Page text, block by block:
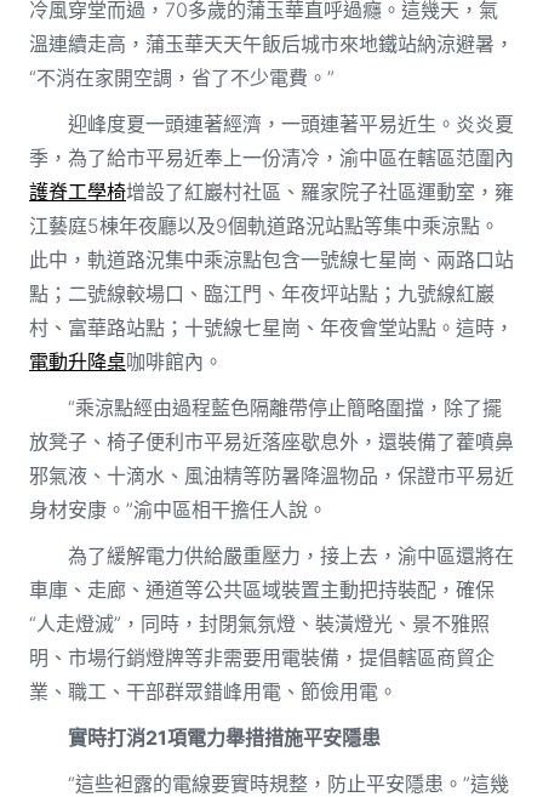
冷風穿堂而過，70多歲的蒲玉華直呼過癮。這幾天，氣
溫連續走高，蒲玉華天天午飯后城市來地鐵站納涼避暑，
“不消在家開空調，省了不少電費。”
迎峰度夏一頭連著經濟，一頭連著平易近生。炎炎夏
季，為了給市平易近奉上一份清冷，渝中區在轄區范圍內
護脊工學椅增設了紅巖村社區、羅家院子社區運動室，雍
江藝庭5棟年夜廳以及9個軌道路況站點等集中乘涼點。
此中，軌道路況集中乘涼點包含一號線七星崗、兩路口站
點；二號線較場口、臨江門、年夜坪站點；九號線紅巖
村、富華路站點；十號線七星崗、年夜會堂站點。這時，
電動升降桌咖啡館內。
“乘涼點經由過程藍色隔離帶停止簡略圍擋，除了擺
放凳子、椅子便利市平易近落座歇息外，還裝備了藿噴鼻
邪氣液、十滴水、風油精等防暑降溫物品，保證市平易近
身材安康。”渝中區相干擔任人說。
為了緩解電力供給嚴重壓力，接上去，渝中區還將在
車庫、走廊、通道等公共區域裝置主動把持裝配，確保
“人走燈滅”，同時，封閉氣氛燈、裝潢燈光、景不雅照
明、市場行銷燈牌等非需要用電裝備，提倡轄區商貿企
業、職工、干部群眾錯峰用電、節儉用電。
實時打消21項電力舉措措施平安隱患
“這些袒露的電線要實時規整，防止平安隱患。”這幾